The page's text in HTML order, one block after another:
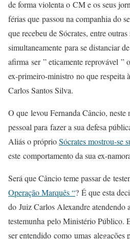
de forma violenta o CM e os seus
férias que passou na companhia do
que recebeu de Sócrates, entre
simultaneamente para se distanciar
afirma ser ” eticamente reprovável ”
ex-primeiro-ministro no que respeita
Carlos Santos Silva.
O que levou Fernanda Câncio, neste
pessoal para fazer a sua defesa
Aliás o próprioSócrates mostrou-se
este comportamento da sua ex-
Será que Câncio teme passar de
Operação Marquês “? É que esta
do Juiz Carlos Alexandre atendendo
testemunha pelo Ministério Público.
ser entendido como umas alegações